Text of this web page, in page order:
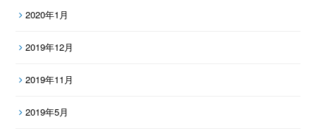
2020年1月
2019年12月
2019年11月
2019年5月